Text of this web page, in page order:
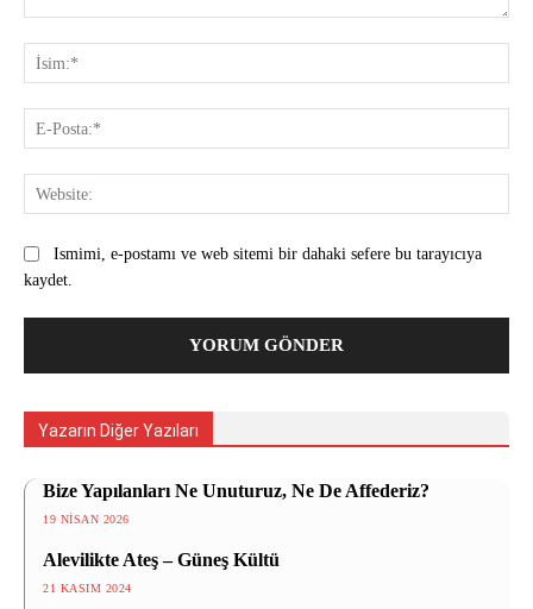
Ismimi, e-postamı ve web sitemi bir dahaki sefere bu tarayıcıya
kaydet.
Yazarın Diğer Yazıları
Bize Yapılanları Ne Unuturuz, Ne De Affederiz?
19 NISAN 2026
Alevilikte Ateş – Güneş Kültü
21 KASIM 2024